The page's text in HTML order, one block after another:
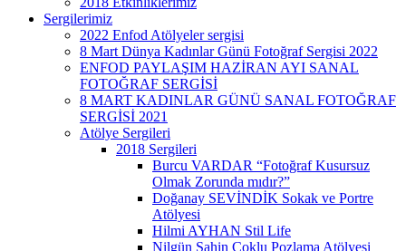
Sergilerimiz
2022 Enfod Atölyeler sergisi
8 Mart Dünya Kadınlar Günü Fotoğraf Sergisi 2022
ENFOD PAYLAŞIM HAZİRAN AYI SANAL
FOTOĞRAF SERGİSİ
8 MART KADINLAR GÜNÜ SANAL FOTOĞRAF
SERGİSİ 2021
Atölye Sergileri
2018 Sergileri
Burcu VARDAR “Fotoğraf Kusursuz
Olmak Zorunda mıdır?”
Doğanay SEVİNDİK Sokak ve Portre
Atölyesi
Hilmi AYHAN Stil Life
Nilgün Şahin Çoklu Pozlama Atölyesi